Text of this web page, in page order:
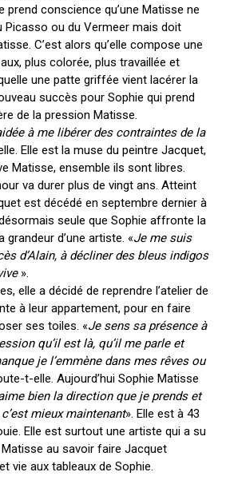
prend conscience qu’une Matisse ne
Picasso ou du Vermeer mais doit
C’est alors qu’elle compose une
plus colorée, plus travaillée et
une patte griffée vient lacérer la
succès pour Sophie qui prend
de la pression Matisse.
à me libérer des contraintes de la
Elle est la muse du peintre Jacquet,
Matisse, ensemble ils sont libres.
va durer plus de vingt ans. Atteint
est décédé en septembre dernier à
désormais seule que Sophie affronte la
grandeur d’une artiste. «Je me suis
d’Alain, à décliner des bleus indigos
».
elle a décidé de reprendre l’atelier de
à leur appartement, pour en faire
ses toiles. «Je sens sa présence à
qu’il est là, qu’il me parle et
je l’emmène dans mes rêves ou
t-elle. Aujourd’hui Sophie Matisse
bien la direction que je prends et
mieux maintenant». Elle est à 43
Elle est surtout une artiste qui a su
au savoir faire Jacquet
vie aux tableaux de Sophie.